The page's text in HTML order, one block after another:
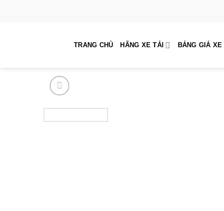
TRANG CHỦ HÃNG XE TẢI BẢNG GIÁ XE